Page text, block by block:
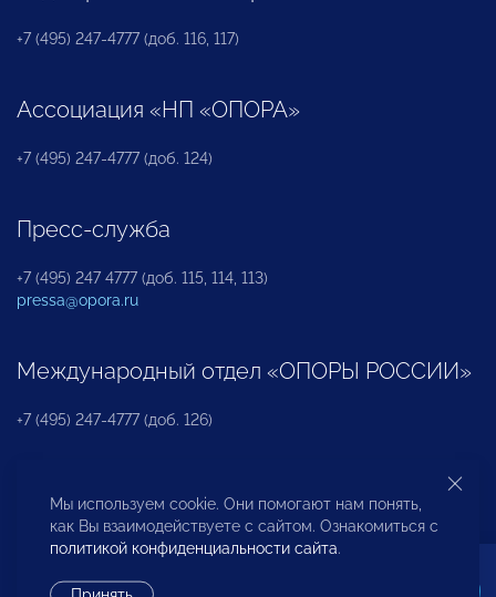
+7 (495) 247-4777 (доб. 116, 117)
Ассоциация «НП «ОПОРА»
+7 (495) 247-4777 (доб. 124)
Пресс-служба
+7 (495) 247 4777 (доб. 115, 114, 113)
pressa@opora.ru
Международный отдел «ОПОРЫ РОССИИ»
+7 (495) 247-4777 (доб. 126)
Бюро по защите прав предпринимателей и
инвесторов
Мы используем cookie. Они помогают нам понять,
как Вы взаимодействуете с сайтом. Ознакомиться с
политикой конфиденциальности сайта.